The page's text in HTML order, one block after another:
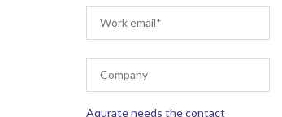
Aqurate needs the contact